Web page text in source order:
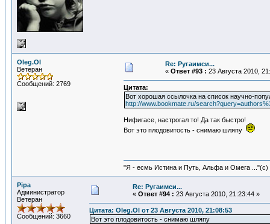
Oleg.Ol
Ветеран
Сообщений: 2769
Re: Ругаимси...
« Ответ #93 : 23 Августа 2010,
Цитата:
Вот хорошая ссылочка на список научно-
http://www.bookmate.ru/
Нифигасе, настрогал то! Да так быстро!
Вот это плодовитость - снимаю шляпу
"Я - есмь Истина и Путь, Альфа и Омега ..."(с)
Pipa
Администратор
Ветеран
Сообщений: 3660
Re: Ругаимси...
« Ответ #94 : 23 Августа 2010, 21:23:44 »
Цитата: Oleg.Ol от 23 Августа 2010, 21:08:53
Вот это плодовитость - снимаю шляпу